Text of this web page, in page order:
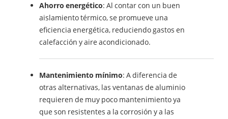
Ahorro energético: Al contar con un buen
aislamiento térmico, se promueve una
eficiencia energética, reduciendo gastos en
calefacción y aire acondicionado.
Mantenimiento mínimo: A diferencia de
otras alternativas, las ventanas de aluminio
requieren de muy poco mantenimiento ya
que son resistentes a la corrosión y a las